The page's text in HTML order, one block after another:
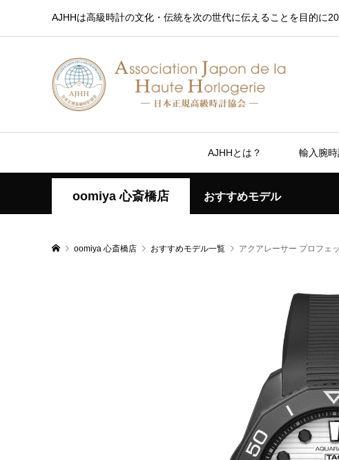
AJHHは高級時計の文化・伝統を次の世代に伝えることを目的に
AJHHとは？ 輸入腕
oomiya 心斎橋店 おすすめモデル
oomiya 心斎橋店 おすすめモデル一覧 アクアレーサー プロフェ